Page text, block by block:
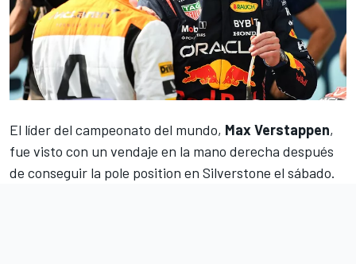
El líder del campeonato del mundo, Max Verstappen,
fue visto con un vendaje en la mano derecha después
de conseguir la pole position en Silverstone el sábado.